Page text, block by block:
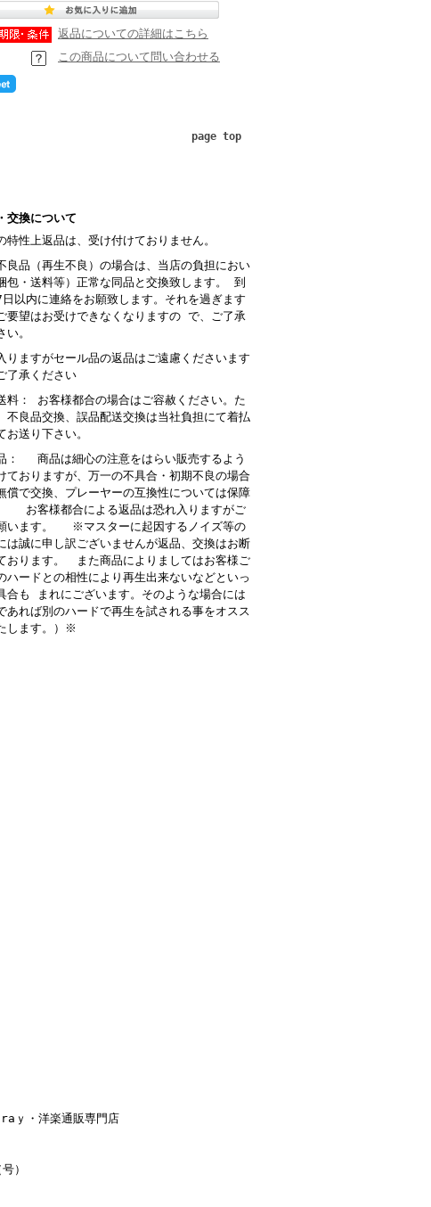
返品についての詳細はこちら
この商品について問い合わせる
page top
交換について
特性上返品は、受け付けておりません。
良品（再生不良）の場合は、当店の負担におい
包・送料等）正常な同品と交換致します。 到
以内に連絡をお願致します。それを過ぎます
要望はお受けできなくなりますの で、ご了承
い。
りますがセール品の返品はご遠慮くださいます
了承ください
料： お客様都合の場合はご容赦ください。た
不良品交換、誤品配送交換は当社負担にて着払
お送り下さい。
： 商品は細心の注意をはらい販売するよう
ておりますが、万一の不具合・初期不良の場合
償で交換、プレーヤーの互換性については保障
お客様都合による返品は恐れ入りますがご
います。 ※マスターに起因するノイズ等の
は誠に申し訳ございませんが返品、交換はお断
おります。 また商品によりましてはお客様ご
ハードとの相性により再生出来ないなどといっ
合も まれにございます。そのような場合には
あれば別のハードで再生を試される事をオスス
します。）※
ｙ・洋楽通販専門店
）